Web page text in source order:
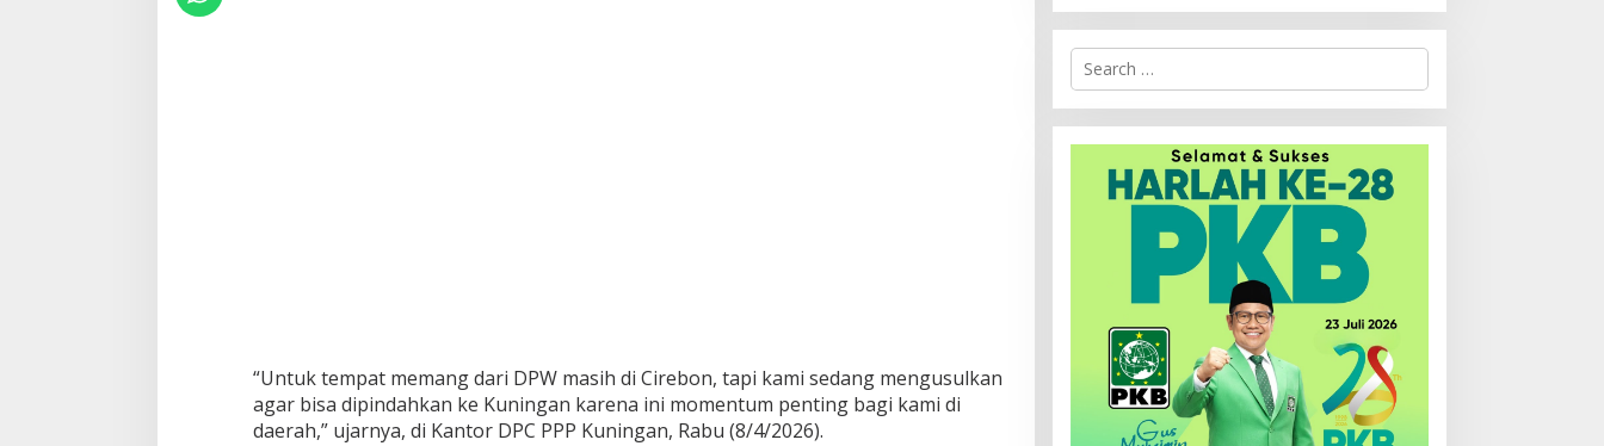
“Untuk tempat memang dari DPW masih di Cirebon, tapi kami sedang mengusulkan
agar bisa dipindahkan ke Kuningan karena ini momentum penting bagi kami di
daerah,” ujarnya, di Kantor DPC PPP Kuningan, Rabu (8/4/2026).
Search
for: